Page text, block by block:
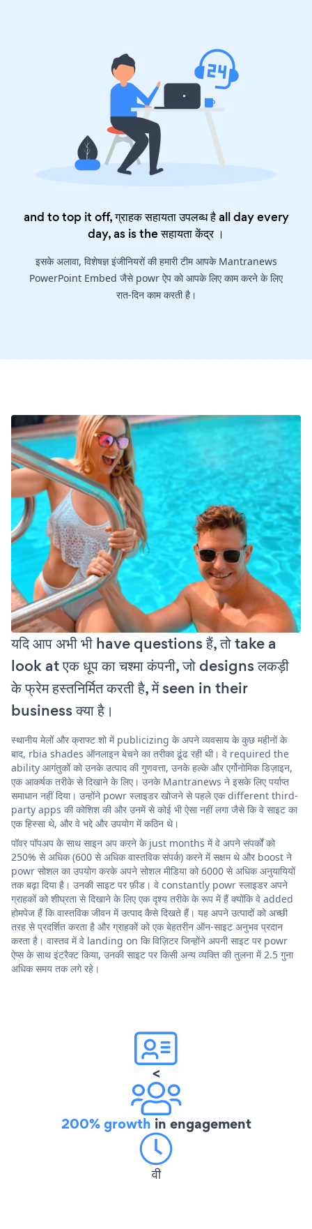
and to top it off, ग्राहक सहायता उपलब्ध है all day every
day, as is theसहायता केंद्र।
इसके अलावा, विशेषज्ञ इंजीनियरों की हमारी टीम आपके Mantranews
PowerPoint Embed जैसे powr ऐप को आपके लिए काम करने के लिए
रात-दिन काम करती है।
यदि आप अभी भी have questions हैं, तो take a
look at एक धूप का चश्मा कंपनी, जो designs लकड़ी
के फ्रेम हस्तनिर्मित करती है, में seen in their
business क्या है।
स्थानीय मेलों और क्राफ्ट शो में publicizing के अपने व्यवसाय के कुछ महीनों के
बाद, rbia shades ऑनलाइन बेचने का तरीका ढूंढ रही थी। वे required the
ability आगंतुकों को उनके उत्पाद की गुणवत्ता, उनके हल्के और एर्गोनोमिक डिज़ाइन,
एक आकर्षक तरीके से दिखाने के लिए। उनके Mantranews ने इसके लिए पर्याप्त
समाधान नहीं दिया। उन्होंने powr स्लाइडर खोजने से पहले एक different third-
party apps की कोशिश की और उनमें से कोई भी ऐसा नहीं लगा जैसे कि वे साइट का
एक हिस्सा थे, और वे भद्दे और उपयोग में कठिन थे।
पॉवर पॉपअप के साथ साइन अप करने के just months में वे अपने संपर्कों को
250% से अधिक (600 से अधिक वास्तविक संपर्क) करने में सक्षम थे और boost ने
powr सोशल का उपयोग करके अपने सोशल मीडिया को 6000 से अधिक अनुयायियों
तक बढ़ा दिया है। उनकी साइट पर फ़ीड। वे constantly powr स्लाइडर अपने
ग्राहकों को शीघ्रता से दिखाने के लिए एक दृश्य तरीके के रूप में हैं क्योंकि वे added
होमपेज हैं कि वास्तविक जीवन में उत्पाद कैसे दिखते हैं। यह अपने उत्पादों को अच्छी
तरह से प्रदर्शित करता है और ग्राहकों को एक बेहतरीन ऑन-साइट अनुभव प्रदान
करता है। वास्तव में वे landing on कि विज़िटर जिन्होंने अपनी साइट पर powr
ऐप्स के साथ इंटरैक्ट किया, उनकी साइट पर किसी अन्य व्यक्ति की तुलना में 2.5 गुना
अधिक समय तक लगे रहे।
<
200% growth in engagement
वी